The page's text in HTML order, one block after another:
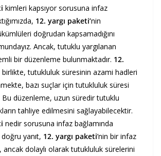
kimleri kapsıyor sorusuna infaz
12. yargı paketi’nin
doğrudan kapsamadığını
Ancak, tutuklu yargılanan
bir düzenleme bulunmaktadır. 12.
birlikte, tutukluluk süresinin azami hadleri
bazı suçlar için tutukluluk süresi
Bu düzenleme, uzun süredir tutuklu
tahliye edilmesini sağlayabilecektir.
nedir sorusuna infaz bağlamında
yanıt, 12. yargı paketi’nin bir infaz
ancak dolaylı olarak tutukluluk sürelerini